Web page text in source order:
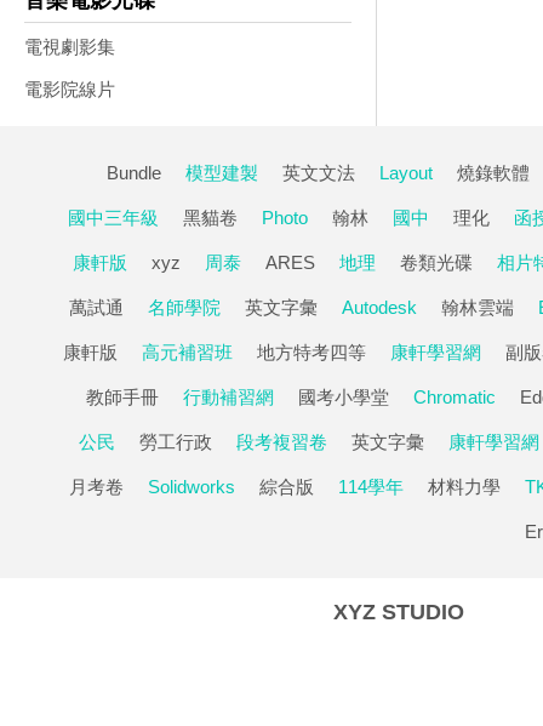
電視劇影集
電影院線片
Bundle 模型建製 英文文法 Layout 燒錄軟體
國中三年級 黑貓卷 Photo 翰林 國中 理化 函
康軒版 xyz 周泰 ARES 地理 卷類光碟 相片
萬試通 名師學院 英文字彙 Autodesk 翰林雲端
康軒版 高元補習班 地方特考四等 康軒學習網 副
教師手冊 行動補習網 國考小學堂 Chromatic
公民 勞工行政 段考複習卷 英文字彙 康軒學習網
月考卷 Solidworks 綜合版 114學年 材料力學
XYZ STUDIO